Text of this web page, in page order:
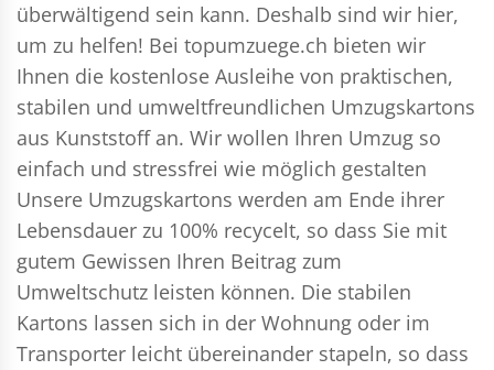
überwältigend sein kann. Deshalb sind wir hier,
um zu helfen! Bei topumzuege.ch bieten wir
Ihnen die kostenlose Ausleihe von praktischen,
stabilen und umweltfreundlichen Umzugskartons
aus Kunststoff an. Wir wollen Ihren Umzug so
einfach und stressfrei wie möglich gestalten
Unsere Umzugskartons werden am Ende ihrer
Lebensdauer zu 100% recycelt, so dass Sie mit
gutem Gewissen Ihren Beitrag zum
Umweltschutz leisten können. Die stabilen
Kartons lassen sich in der Wohnung oder im
Transporter leicht übereinander stapeln, so dass